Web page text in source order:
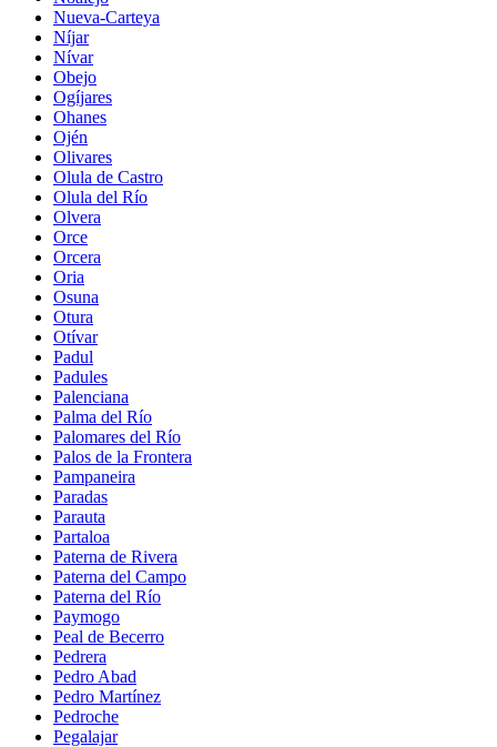
Nueva-Carteya
Níjar
Nívar
Obejo
Ogíjares
Ohanes
Ojén
Olivares
Olula de Castro
Olula del Río
Olvera
Orce
Orcera
Oria
Osuna
Otura
Otívar
Padul
Padules
Palenciana
Palma del Río
Palomares del Río
Palos de la Frontera
Pampaneira
Paradas
Parauta
Partaloa
Paterna de Rivera
Paterna del Campo
Paterna del Río
Paymogo
Peal de Becerro
Pedrera
Pedro Abad
Pedro Martínez
Pedroche
Pegalajar